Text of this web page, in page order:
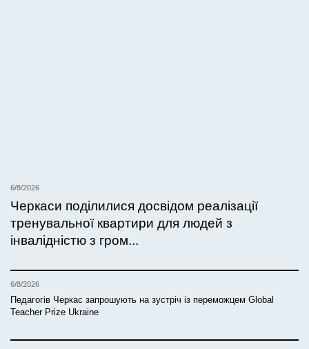
6/8/2026
Черкаси поділилися досвідом реалізації
тренувальної квартири для людей з
інвалідністю з гром...
6/8/2026
Педагогів Черкас запрошують на зустріч із переможцем Global
Teacher Prize Ukraine